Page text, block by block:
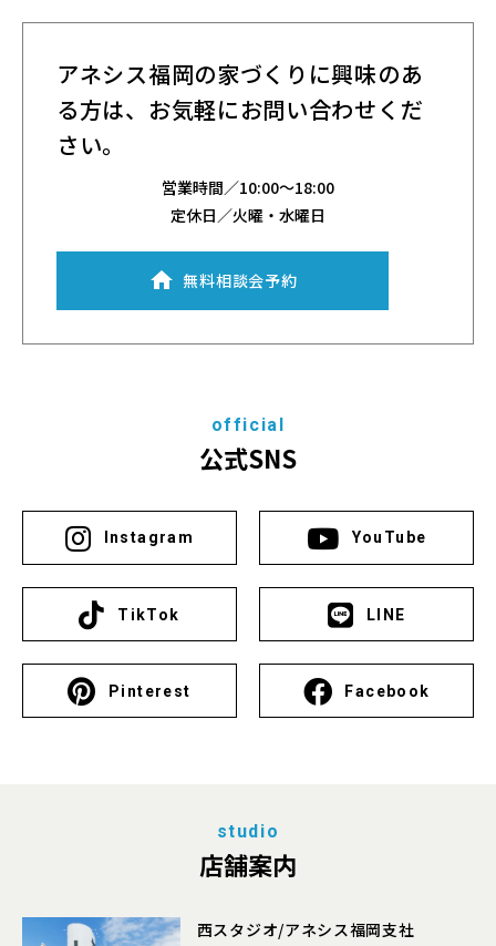
アネシス福岡の家づくりに興味のあ
る方は、 お気軽にお問い合わせくだ
さい。
営業時間／10:00～18:00
定休日／火曜・水曜日
無料相談会予約
official
公式SNS
Instagram YouTube
TikTok LINE
Pinterest Facebook
studio
店舗案内
西スタジオ/アネシス福岡支社